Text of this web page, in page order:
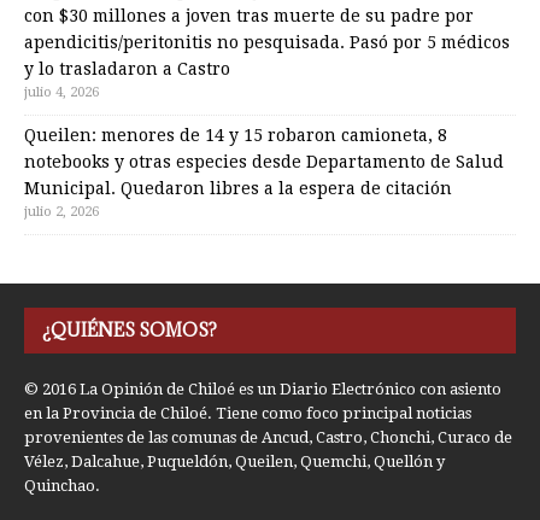
con $30 millones a joven tras muerte de su padre por
apendicitis/peritonitis no pesquisada. Pasó por 5 médicos
y lo trasladaron a Castro
julio 4, 2026
Queilen: menores de 14 y 15 robaron camioneta, 8
notebooks y otras especies desde Departamento de Salud
Municipal. Quedaron libres a la espera de citación
julio 2, 2026
¿QUIÉNES SOMOS?
© 2016 La Opinión de Chiloé es un Diario Electrónico con asiento
en la Provincia de Chiloé. Tiene como foco principal noticias
provenientes de las comunas de Ancud, Castro, Chonchi, Curaco de
Vélez, Dalcahue, Puqueldón, Queilen, Quemchi, Quellón y
Quinchao.